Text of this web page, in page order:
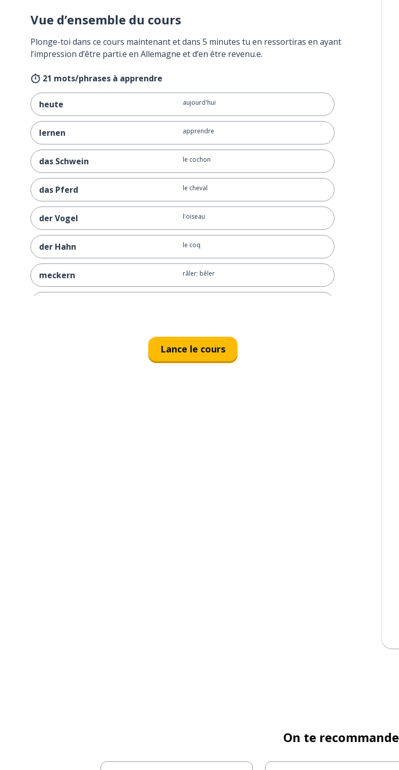
Vue d’ensemble du cours
Plonge-toi dans ce cours maintenant et dans 5 minutes tu en ressortiras en ayant
l’impression d’être parti.e en Allemagne et d’en être revenu.e.
21 mots/phrases à apprendre
heute aujourd'hui
lernen apprendre
das Schwein le cochon
das Pferd le cheval
der Vogel l'oiseau
der Hahn le coq
meckern râler; bêler
Lance le cours
On te recommande